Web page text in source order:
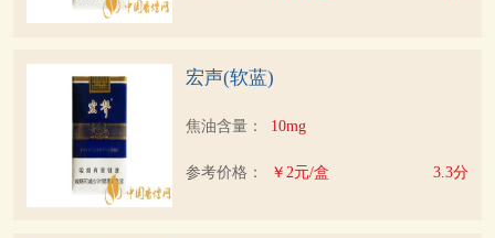
宏声(软蓝)
焦油含量： 10mg
参考价格： ￥2元/盒 3.3分